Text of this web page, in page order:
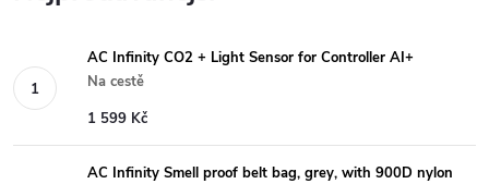
AC Infinity CO2 + Light Sensor for Controller AI+
Na cestě
1 599 Kč
AC Infinity Smell proof belt bag, grey, with 900D nylon